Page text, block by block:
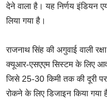
देने वाला है। यह निर्णय इंडियन
लिया गया है।
राजनाथ सिंह की अगुवाई वाली
क्यूआर-एसएएम सिस्टम के लिए
जिसे 25-30 किमी तक की दूरी
रोकने के लिए डिजाइन किया गया